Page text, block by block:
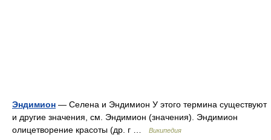
Эндимион — Селена и Эндимион У этого термина существуют
и другие значения, см. Эндимион (значения). Эндимион
олицетворение красоты (др. г …
Википедия